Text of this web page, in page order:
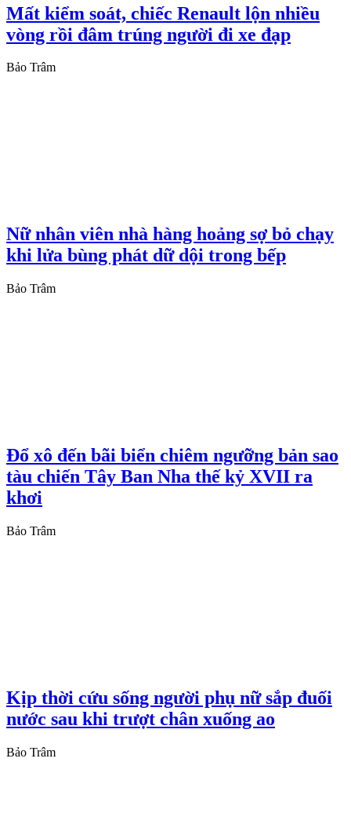
Mất kiểm soát, chiếc Renault lộn nhiều
vòng rồi đâm trúng người đi xe đạp
Bảo Trâm
Nữ nhân viên nhà hàng hoảng sợ bỏ chạy
khi lửa bùng phát dữ dội trong bếp
Bảo Trâm
Đổ xô đến bãi biển chiêm ngưỡng bản sao
tàu chiến Tây Ban Nha thế kỷ XVII ra
khơi
Bảo Trâm
Kịp thời cứu sống người phụ nữ sắp đuối
nước sau khi trượt chân xuống ao
Bảo Trâm